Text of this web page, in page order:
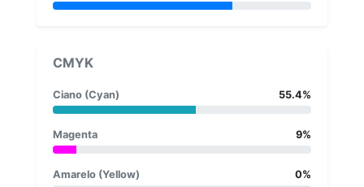
CMYK
Ciano (Cyan) 55.4%
Magenta 9%
Amarelo (Yellow) 0%